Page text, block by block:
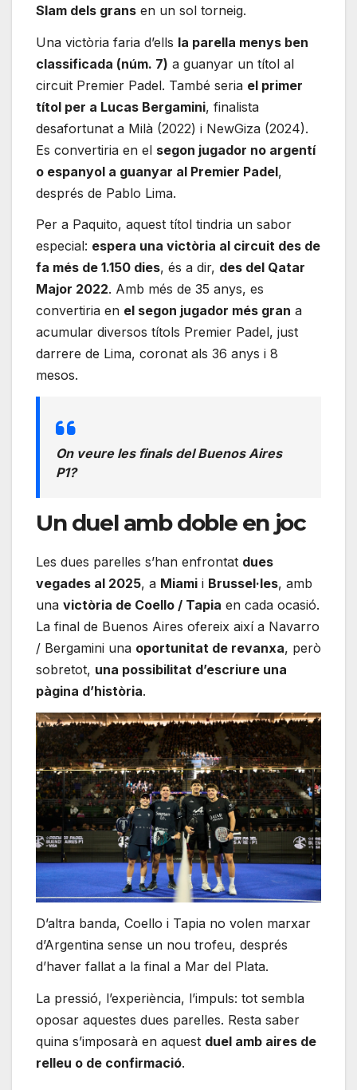
Slam dels grans en un sol torneig.
Una victòria faria d’ells la parella menys ben
classificada (núm. 7) a guanyar un títol al
circuit Premier Padel. També seria el primer
títol per a Lucas Bergamini, finalista
desafortunat a Milà (2022) i NewGiza (2024).
Es convertiria en el segon jugador no argentí
o espanyol a guanyar al Premier Padel,
després de Pablo Lima.
Per a Paquito, aquest títol tindria un sabor
especial: espera una victòria al circuit des de
fa més de 1.150 dies, és a dir, des del Qatar
Major 2022. Amb més de 35 anys, es
convertiria en el segon jugador més gran a
acumular diversos títols Premier Padel, just
darrere de Lima, coronat als 36 anys i 8
mesos.
On veure les finals del Buenos Aires
P1?
Un duel amb doble en joc
Les dues parelles s’han enfrontat dues
vegades al 2025, a Miami i Brussel·les, amb
una victòria de Coello / Tapia en cada ocasió.
La final de Buenos Aires ofereix així a Navarro
/ Bergamini una oportunitat de revanxa, però
sobretot, una possibilitat d’escriure una
pàgina d’història.
D’altra banda, Coello i Tapia no volen marxar
d’Argentina sense un nou trofeu, després
d’haver fallat a la final a Mar del Plata.
La pressió, l’experiència, l’impuls: tot sembla
oposar aquestes dues parelles. Resta saber
quina s’imposarà en aquest duel amb aires de
relleu o de confirmació.